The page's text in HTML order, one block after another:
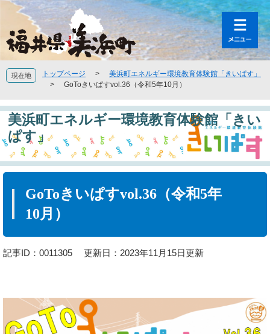
の
頭
で
。
ー
飛
ば
て
へ
現在地 トップページ >
美浜町エネルギー環境教育体験館「きいぱす」
>
GoToきいぱすvol.36（令和5年10月）
美浜町エネルギー環境教育体験館「きい
ぱす」
GoToきいぱすvol.36（令和5年
10月）
記事ID：0011305 更新日：2023年11月15日更新